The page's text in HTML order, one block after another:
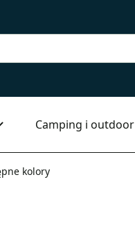
Camping i outdoor
kolory